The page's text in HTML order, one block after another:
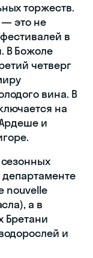
торжеств.
— это не
в
В Божоле
четверг
вина. В
на
и
nouvelle
а в
Бретани
и